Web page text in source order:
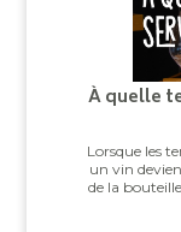
À quelle
Lorsque les
un vin
de la